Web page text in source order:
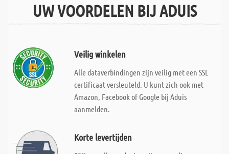
UW VOORDELEN BIJ ADUIS
Veilig winkelen
Alle dataverbindingen zijn veilig met een SSL
certificaat versleuteld. U kunt zich ook met
Amazon, Facebook of Google bij Aduis
aanmelden.
Korte levertijden